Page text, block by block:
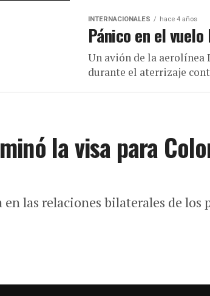
INTERNACIONALES hace 4 años
Pánico en el
Un avión de la aerolínea
durante el aterrizaje
la visa para
las relaciones bilaterales de los